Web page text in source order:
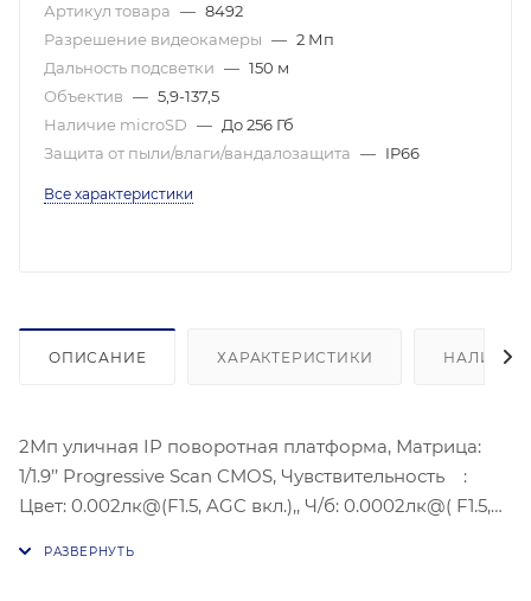
Артикул товара — 8492
Разрешение видеокамеры — 2 Мп
Дальность подсветки — 150 м
Объектив — 5,9-137,5
Наличие microSD — До 256 Гб
Защита от пыли/влаги/вандалозащита — IP66
Все характеристики
ОПИСАНИЕ ХАРАКТЕРИСТИКИ НАЛИЧИЕ
2Мп уличная IP поворотная платформа, Матрица:
1/1.9’’ Progressive Scan CMOS, Чувствительность :
Цвет: 0.002лк@(F1.5, AGC вкл.),, Ч/б: 0.0002лк@( F1.5,